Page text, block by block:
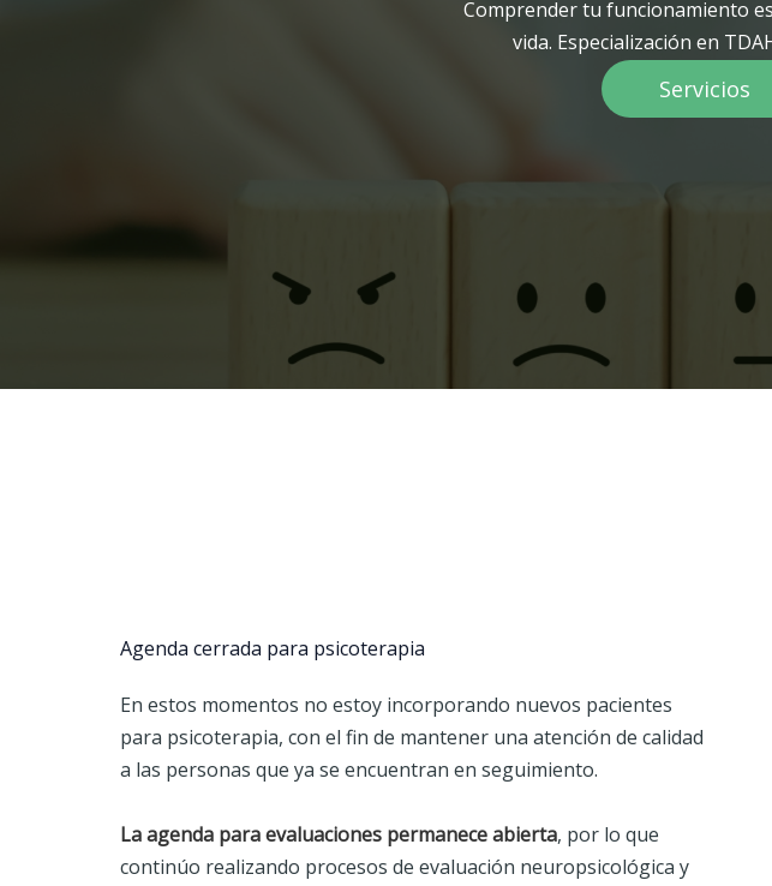
Comprender tu funcionamiento
vida. Especialización en
Servicios
Agenda cerrada para psicoterapia
En estos momentos no estoy incorporando nuevos pacientes
para psicoterapia, con el fin de mantener una atención de calidad
a las personas que ya se encuentran en seguimiento.
La agenda para evaluaciones permanece abierta, por lo que
continúo realizando procesos de evaluación neuropsicológica y